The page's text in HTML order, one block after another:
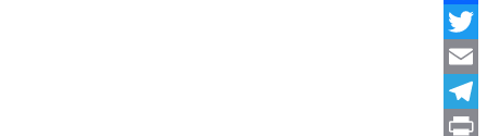
Facebook
Twitter
Email
Telegram